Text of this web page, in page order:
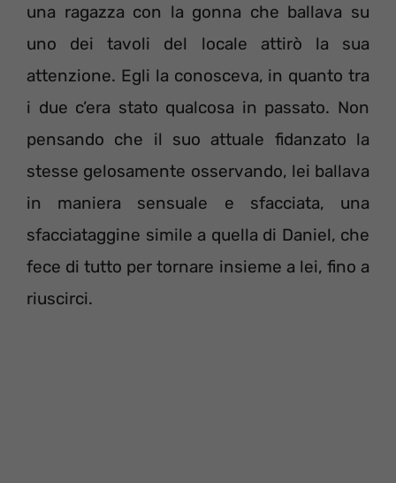
una ragazza con la gonna che ballava su
uno dei tavoli del locale attirò la sua
attenzione. Egli la conosceva, in quanto tra
i due c’era stato qualcosa in passato. Non
pensando che il suo attuale fidanzato la
stesse gelosamente osservando, lei ballava
in maniera sensuale e sfacciata, una
sfacciataggine simile a quella di Daniel, che
fece di tutto per tornare insieme a lei, fino a
riuscirci.